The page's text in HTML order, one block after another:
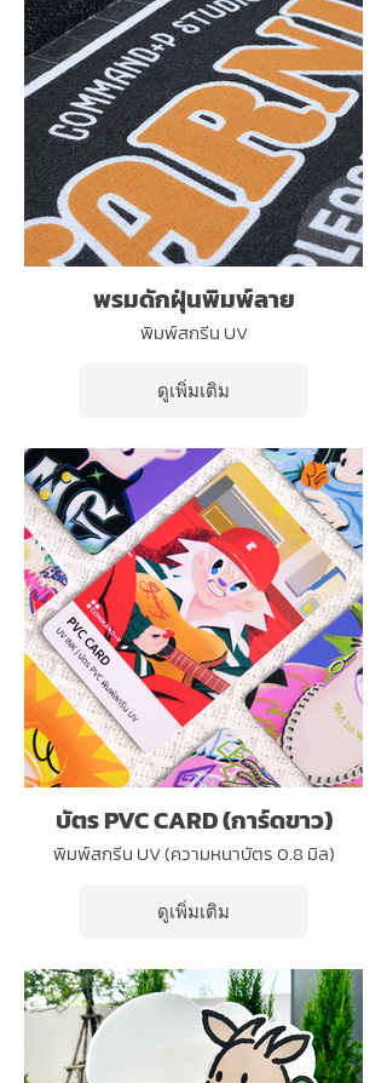
พรมดักฝุ่นพิมพ์ลาย
พิมพ์สกรีน UV
ดูเพิ่มเติม
บัตร PVC CARD (การ์ดขาว)
พิมพ์สกรีน UV (ความหนาบัตร 0.8 มิล)
ดูเพิ่มเติม